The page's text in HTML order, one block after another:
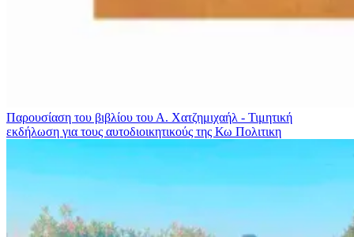
Παρουσίαση του βιβλίου του Α. Χατζημιχαήλ - Τιμητική
εκδήλωση για τους αυτοδιοικητικούς της Κω Πολιτικη